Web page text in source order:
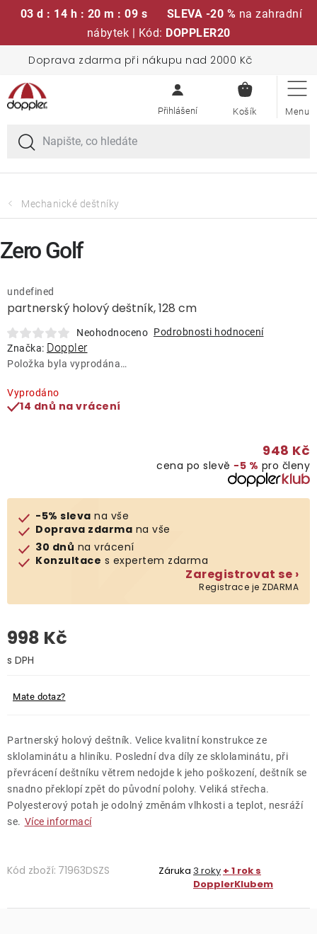
03 d : 14 h : 20 m : 09 s SLEVA -20 % na zahradní
nábytek | Kód: DOPPLER20
obsah
Doprava zdarma při nákupu nad 2000 Kč
KOŠÍK
Sedací soupravy
Slunečníky
Křesla a židle
Doplňky
Deštníky
Prodávané značky
O nás
Kontakty
Mechanické deštníky
partnerský holový deštník, 128 cm
undefined
Neohodnoceno Podrobnosti hodnocení
Značka: Doppler
Položka byla vyprodána…
Vyprodáno
14 dnů na vrácení
948 Kč
cena po slevě −5 % pro členy
-5% sleva na vše
Doprava zdarma na vše
30 dnů na vrácení
Konzultace s expertem zdarma
Zaregistrovat se ›
Registrace je ZDARMA
998 Kč
Mate dotaz?
Partnerský holový deštník. Velice kvalitní konstrukce ze
sklolaminátu a hliníku. Poslední dva díly ze sklolaminátu, při
převrácení deštníku větrem nedojde k jeho poškození, deštník se
snadno překlopí zpět do původní polohy. Veliká střecha.
Polyesterový potah je odolný změnám vlhkosti a teplot, nesráží
se. Více informací
Kód zboží: 71963DSZS Záruka 3 roky + 1 rok s
DopplerKlubem
Zero Golf